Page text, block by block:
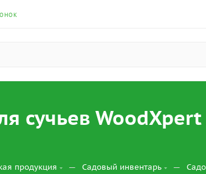
сучьев
продукция — Садовый инвентарь —